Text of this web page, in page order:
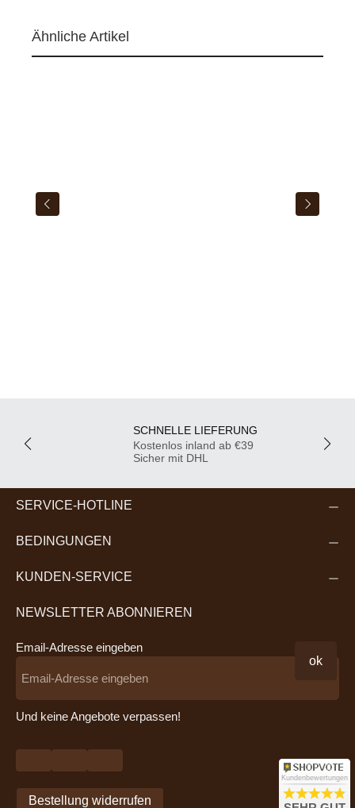
Ähnliche Artikel
SCHNELLE LIEFERUNG
Kostenlos inland ab €39
Sicher mit DHL
SERVICE-HOTLINE
BEDINGUNGEN
KUNDEN-SERVICE
NEWSLETTER ABONNIEREN
Email-Adresse eingeben
ok
Und keine Angebote verpassen!
Bestellung widerrufen
Kundenbewertungen